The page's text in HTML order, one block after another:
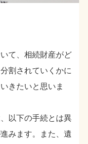
て、相続財産がど
割されていくかに
きたいと思いま
以下の手続とは異
みます。また、遺